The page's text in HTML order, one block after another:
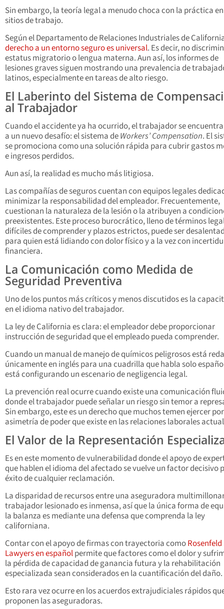
Sin embargo, la teoría legal a menudo choca con la práctica
sitios de trabajo.
Según el Departamento de Relaciones Industriales de
derecho a un entorno seguro es universal. Es decir, no
estatus migratorio o lengua materna. Aun así, los informes de
lesiones graves siguen mostrando una prevalencia de
latinos, especialmente en tareas de alto riesgo.
El Laberinto del Sistema de
al Trabajador
Cuando el accidente ya ha ocurrido, el trabajador se
a un nuevo desafío: el sistema deWorkers’ Compensation. El
se promociona como una solución rápida para cubrir gastos
e ingresos perdidos.
Aun así, la realidad es mucho más litigiosa.
Las compañías de seguros cuentan con equipos legales
minimizar la responsabilidad del empleador. Frecuentemente,
cuestionan la naturaleza de la lesión o la atribuyen a
preexistentes. Este proceso burocrático, lleno de términos
difíciles de comprender y plazos estrictos, puede ser
para quien está lidiando con dolor físico y a la vez con
financiera.
La Comunicación como Medida de
Seguridad Preventiva
Uno de los puntos más críticos y menos discutidos es la
en el idioma nativo del trabajador.
La ley de California es clara: el empleador debe proporcionar
instrucción de seguridad que el empleado pueda comprender.
Cuando un manual de manejo de químicos peligrosos está
únicamente en inglés para una cuadrilla que habla solo
está configurando un escenario de negligencia legal.
La prevención real ocurre cuando existe una comunicación
donde el trabajador puede señalar un riesgo sin temor a
Sin embargo, este es un derecho que muchos temen ejercer
asimetría de poder que existe en las relaciones laborales
El Valor de la Representación
Es en este momento de vulnerabilidad donde el apoyo de
que hablen el idioma del afectado se vuelve un factor decisivo
éxito de cualquier reclamación.
La disparidad de recursos entre una aseguradora
trabajador lesionado es inmensa, así que la única forma de
la balanza es mediante una defensa que comprenda la ley
californiana.
Contar con el apoyo de firmas con trayectoria como
Lawyers en españolpermite que factores como el dolor y
la pérdida de capacidad de ganancia futura y la rehabilitación
especializada sean considerados en la cuantificación del daño.
Esto rara vez ocurre en los acuerdos extrajudiciales rápidos
proponen las aseguradoras.